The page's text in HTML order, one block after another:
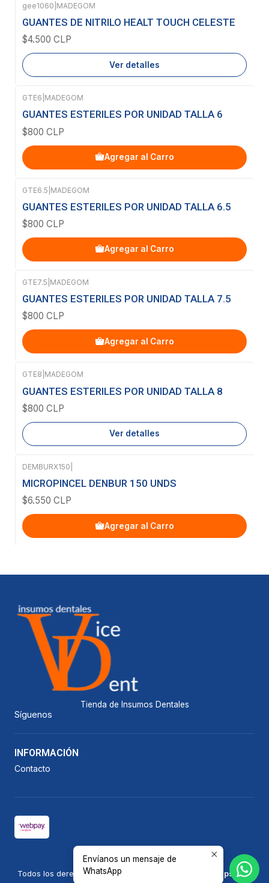
Agotado
gee1060 MADEGOM
GUANTES DE NITRILO HEALT TOUCH CELESTE
$4.500 CLP
Ver detalles
GTE6 MADEGOM
GUANTES ESTERILES POR UNIDAD TALLA 6
$800 CLP
Agregar al Carro
GTE6.5 MADEGOM
GUANTES ESTERILES POR UNIDAD TALLA 6.5
$800 CLP
Agregar al Carro
GTE7.5 MADEGOM
GUANTES ESTERILES POR UNIDAD TALLA 7.5
$800 CLP
Agregar al Carro
Agotado
GTE8 MADEGOM
GUANTES ESTERILES POR UNIDAD TALLA 8
$800 CLP
Ver detalles
DEMBURX150
MICROPINCEL DENBUR 150 UNDS
$6.550 CLP
Agregar al Carro
Tienda de Insumos Dentales
Síguenos
INFORMACIÓN
Contacto
2026 Vicedent.
Todos los derechos reservados.
Desarrollado por Jumpseller.
Envíanos un mensaje de
WhatsApp